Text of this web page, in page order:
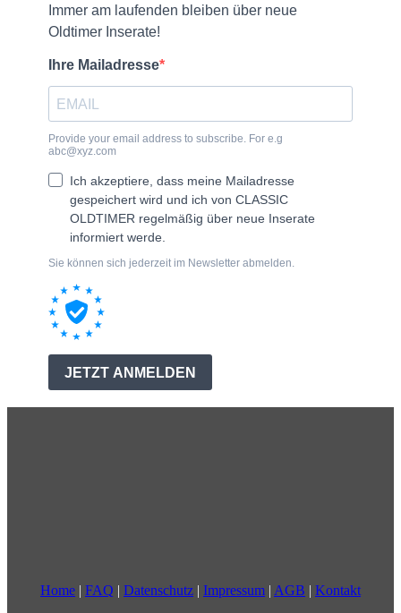
Home | FAQ | Datenschutz | Impressum | AGB | Kontakt